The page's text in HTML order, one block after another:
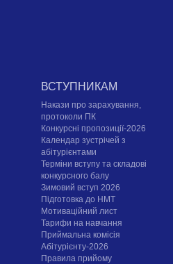
ВСТУПНИКАМ
Накази про зарахування,
протоколи ПК
Конкурсні пропозиції-2026
Календар зустрічей з
абітурієнтами
Терміни вступу та складові
конкурсного балу
Зимовий вступ 2026
Підготовка до НМТ
Мотиваційний лист
Тарифи на навчання
Приймальна комісія
Абітурієнту-2026
Правила прийому